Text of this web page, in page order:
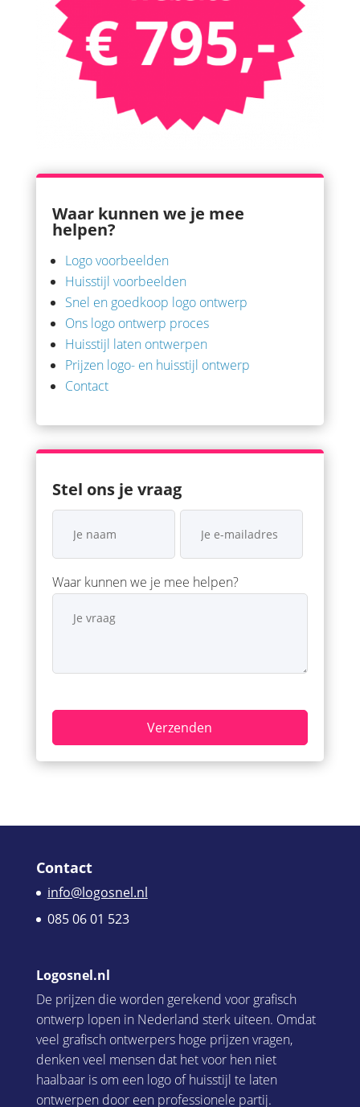
Waar kunnen we je mee
helpen?
Logo voorbeelden
Huisstijl voorbeelden
Snel en goedkoop logo ontwerp
Ons logo ontwerp proces
Huisstijl laten ontwerpen
Prijzen logo- en huisstijl ontwerp
Contact
Stel ons je vraag
Waar kunnen we je mee helpen?
Contact
info@logosnel.nl
085 06 01 523
Logosnel.nl
De prijzen die worden gerekend voor grafisch
ontwerp lopen in Nederland sterk uiteen. Omdat
veel grafisch ontwerpers hoge prijzen vragen,
denken veel mensen dat het voor hen niet
haalbaar is om een logo of huisstijl te laten
ontwerpen door een professionele partij.